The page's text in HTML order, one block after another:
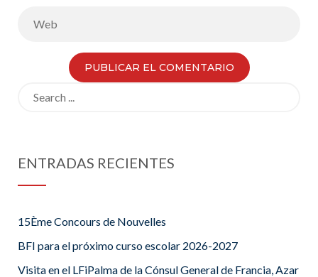
ENTRADAS RECIENTES
15Ème Concours de Nouvelles
BFI para el próximo curso escolar 2026-2027
Visita en el LFiPalma de la Cónsul General de Francia, Azar